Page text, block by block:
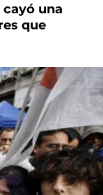
cayó una
que